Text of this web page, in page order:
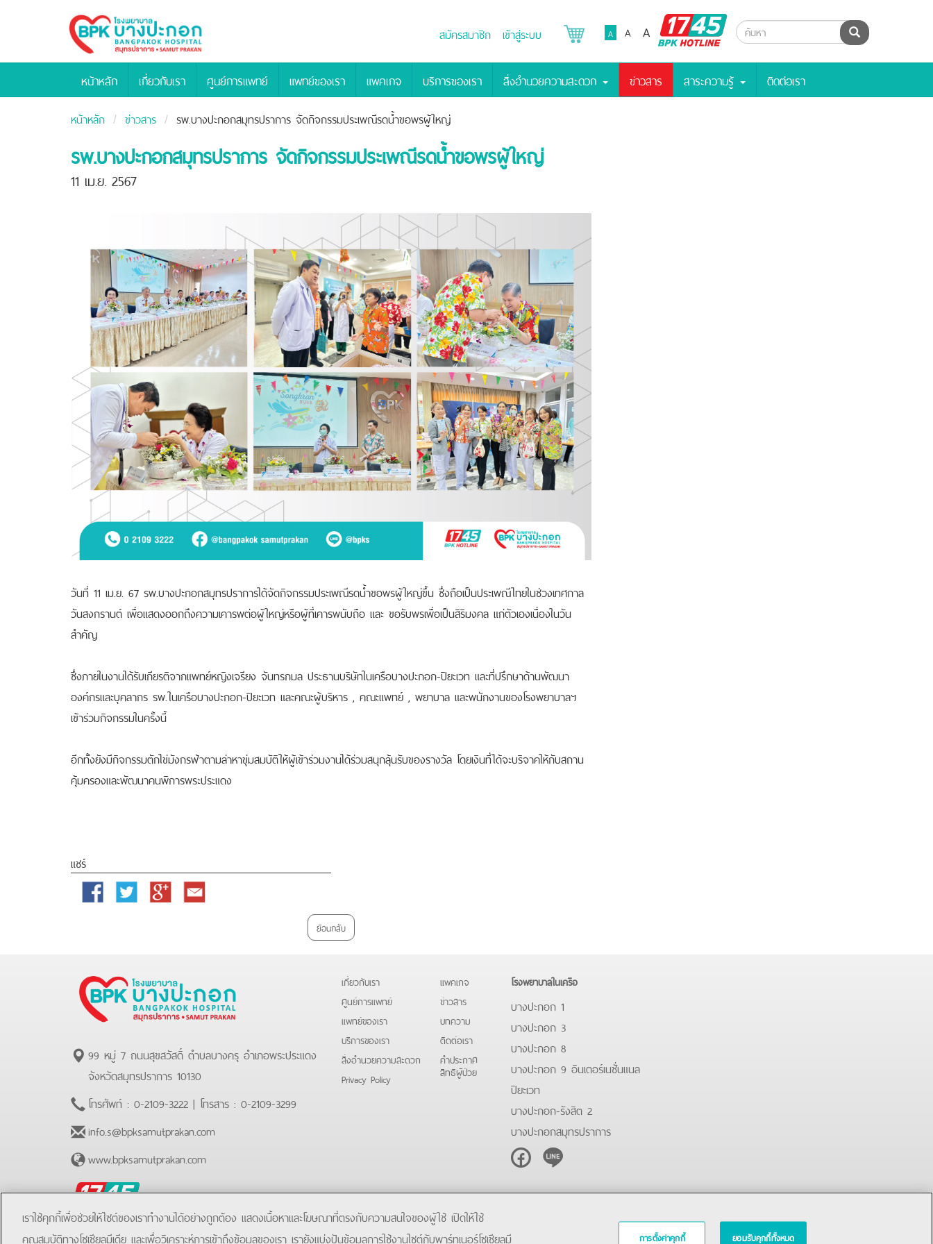
Bangpakok
Hospital
สมัครสมาชิก เข้าสู่ระบบ A A A
BPK
Hotline
ค้นหา
หน้าหลัก เกี่ยวกับเรา ศูนย์การแพทย์ แพทย์ของเรา แพคเกจ บริการของเรา สิ่งอำนวยความสะดวก ข่าวสาร สาระความรู้ ติดต่อเรา
หน้าหลัก ข่าวสาร รพ.บางปะกอกสมุทรปราการ จัดกิจกรรมประเพณีรดน้ำขอพรผู้ใหญ่
รพ.บางปะกอกสมุทรปราการ จัดกิจกรรมประเพณีรดน้ำขอพรผู้ใหญ่
11 เม.ย. 2567
วันที่ 11 เม.ย. 67 รพ.บางปะกอกสมุทรปราการได้จัดกิจกรรมประเพณีรดน้ำขอพรผู้ใหญ่ขึ้น ซึ่งถือเป็นประเพณีไทยในช่วงเทศกาล
วันสงกรานต์ เพื่อแสดงออกถึงความเคารพต่อผู้ใหญ่หรือผู้ที่เคารพนับถือ และ ขอรับพรเพื่อเป็นสิริมงคล แก่ตัวเองเนื่องในวัน
สำคัญ
ซึ่งภายในงานได้รับเกียรติจากแพทย์หญิงเจรียง จันทรกมล ประธานบริษัทในเครือบางปะกอก-ปิยะเวท และที่ปรึกษาด้านพัฒนา
องค์กรและบุคลากร รพ.ในเครือบางปะกอก-ปิยะเวท และคณะผู้บริหาร , คณะแพทย์ , พยาบาล และพนักงานของโรงพยาบาลฯ
เข้าร่วมกิจกรรมในครั้งนี้
อีกทั้งยังมีกิจกรรมตักไข่มังกรฟ้าตามล่าหาขุ่มสมบัติให้ผู้เข้าร่วมงานได้ร่วมสนุกลุ้นรับของรางวัล โดยเงินที่ได้จะบริจาคให้กับสถาน
คุ้มครองและพัฒนาคนพิการพระประแดง
แชร์
Facebook Twitter
Google
Email
ย้อนกลับ
99 หมู่ 7 ถนนสุขสวัสดิ์ ตำบลบางครุ อำเภอพระประแดง
จังหวัดสมุทรปราการ 10130
โทรศัพท์ : 0-2109-3222 | โทรสาร : 0-2109-3299
info.s@bpksamutprakan.com
www.bpksamutprakan.com
BPK
Hotline
เกี่ยวกับเรา
ศูนย์การแพทย์
แพทย์ของเรา
บริการของเรา
สิ่งอำนวยความสะดวก
Privacy Policy
แพคเกจ
ข่าวสาร
บทความ
ติดต่อเรา
คําประกาศ
สิทธิผู้ป่วย
โรงพยาบาลในเครือ
บางปะกอก 1
บางปะกอก 3
บางปะกอก 8
บางปะกอก 9 อินเตอร์เนชั่นแนล
ปิยะเวท
บางปะกอก-รังสิต 2
บางปะกอกสมุทรปราการ
FacebookLine
เราใช้คุกกี้เพื่อช่วยให้ไซต์ของเราทำงานได้อย่างถูกต้อง แสดงเนื้อหาและโฆษณาที่ตรงกับความสนใจของผู้ใช้ เปิดให้ใช้
คุณสมบัติทางโซเชียลมีเดีย และเพื่อวิเคราะห์การเข้าถึงข้อมูลของเรา เรายังแบ่งปันข้อมูลการใช้งานไซต์กับพาร์ทเนอร์โซเชียลมี
การตั้งค่าคุกกี้ ยอมรับคุกกี้ทั้งหมด